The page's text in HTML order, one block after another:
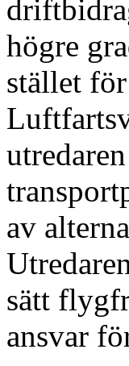
högre
stället
av
sätt
ansvar